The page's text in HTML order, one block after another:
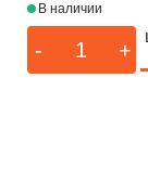
В наличии
- +